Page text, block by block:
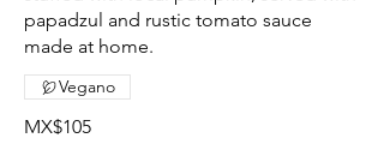
papadzul and rustic tomato sauce
made at home.
MX$105
Vegano